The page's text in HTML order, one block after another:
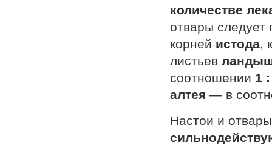
количестве
отвары следует
корней истода,
листьев
соотношении 1
алтея — в
Настои и